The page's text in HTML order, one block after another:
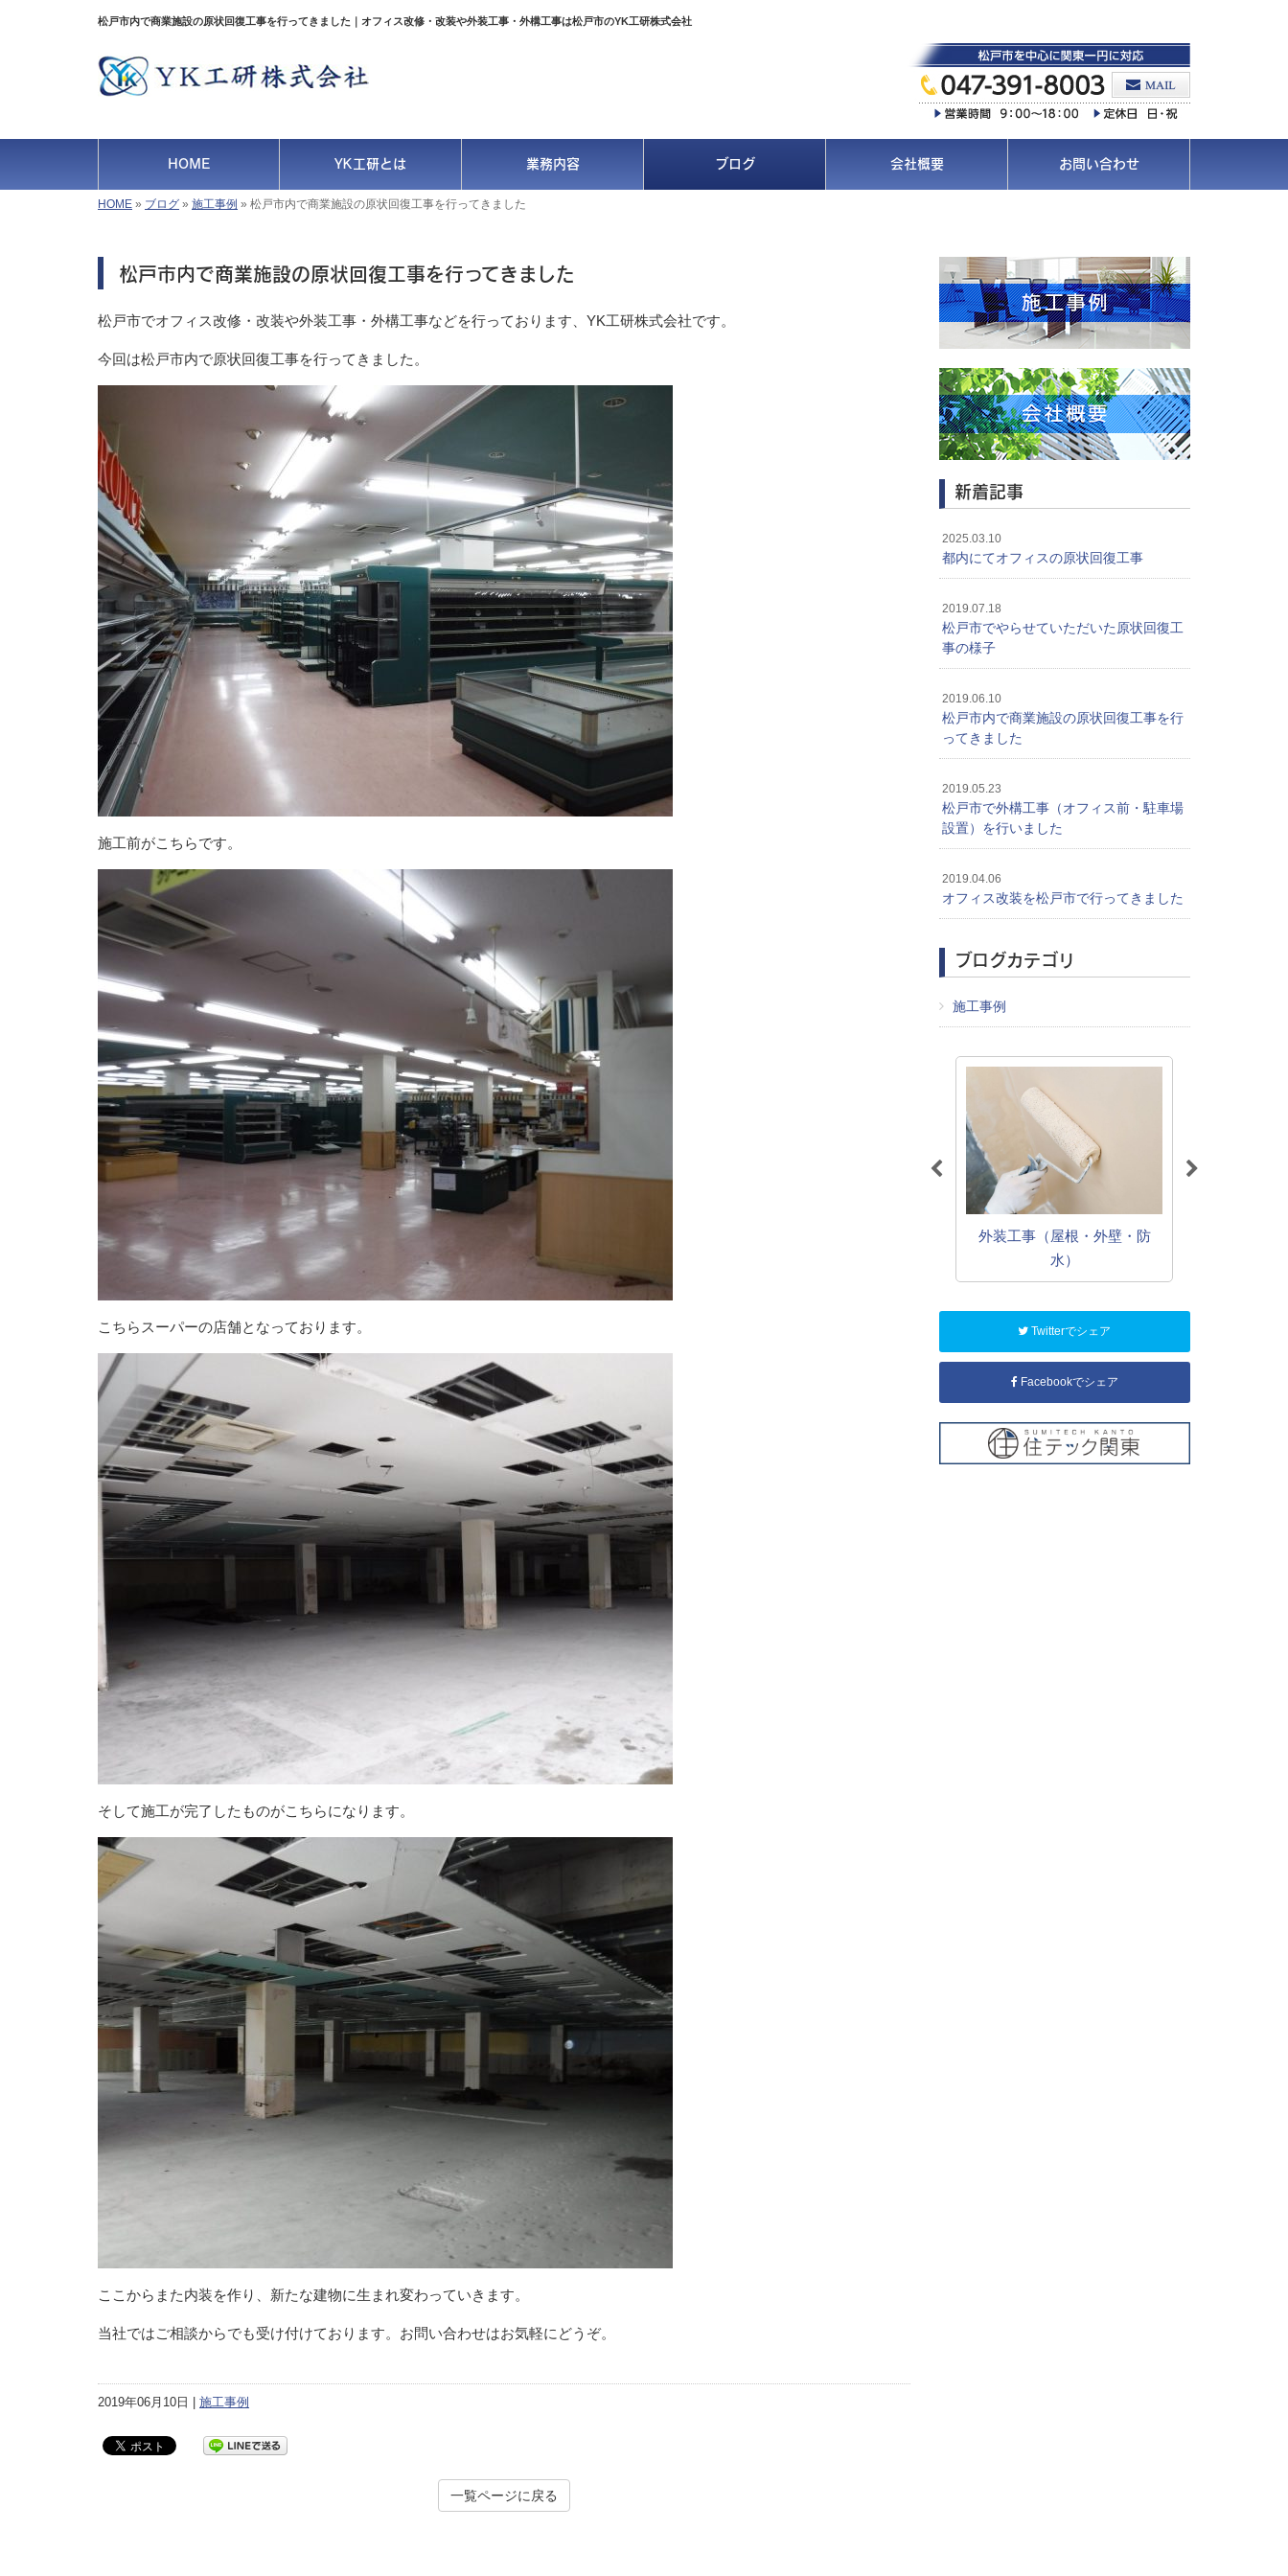
松戸市内で商業施設の原状回復工事を行ってきました｜オフィス改修・改装や外装工事・外構工事は松戸市のYK工研株式会社
HOME YK工研とは 業務内容 ブログ 会社概要 お問い合わせ
HOME » ブログ » 施工事例 » 松戸市内で商業施設の原状回復工事を行ってきました
松戸市内で商業施設の原状回復工事を行ってきました
松戸市でオフィス改修・改装や外装工事・外構工事などを行っております、YK工研株式会社です。
今回は松戸市内で原状回復工事を行ってきました。
施工前がこちらです。
こちらスーパーの店舗となっております。
そして施工が完了したものがこちらになります。
ここからまた内装を作り、新たな建物に生まれ変わっていきます。
当社ではご相談からでも受け付けております。お問い合わせはお気軽にどうぞ。
2019年06月10日 | 施工事例
一覧ページに戻る
新着記事
2025.03.10
都内にてオフィスの原状回復工事
2019.07.18
松戸市でやらせていただいた原状回復工
事の様子
2019.06.10
松戸市内で商業施設の原状回復工事を行
ってきました
2019.05.23
松戸市で外構工事（オフィス前・駐車場
設置）を行いました
2019.04.06
オフィス改装を松戸市で行ってきました
ブログカテゴリ
施工事例
外装工事（屋根・外壁・防
水）
Twitterでシェア
Facebookでシェア